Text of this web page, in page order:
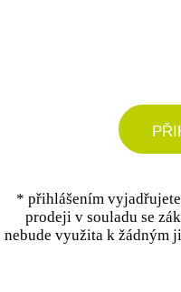
* přihlášením
prodeji v souladu se
nebude využita k žádným